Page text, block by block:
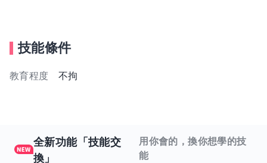
技能條件
教育程度 不拘
全新功能「技能交
換」
用你會的，換你想學的技
能